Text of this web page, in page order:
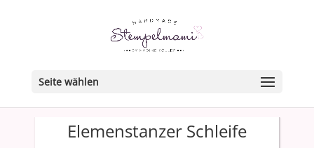
Seite wählen
Elemenstanzer Schleife